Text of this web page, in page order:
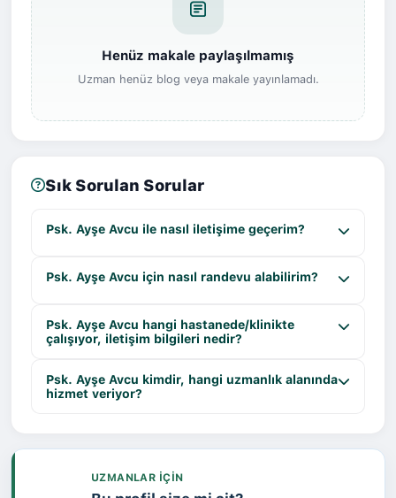
Henüz makale paylaşılmamış
Uzman henüz blog veya makale yayınlamadı.
Sık Sorulan Sorular
Psk. Ayşe Avcu ile nasıl iletişime geçerim?
Psk. Ayşe Avcu için nasıl randevu alabilirim?
Psk. Ayşe Avcu hangi hastanede/klinikte
çalışıyor, iletişim bilgileri nedir?
Psk. Ayşe Avcu kimdir, hangi uzmanlık alanında
hizmet veriyor?
UZMANLAR IÇIN